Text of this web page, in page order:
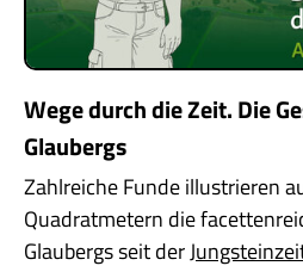
Wege durch die Zeit. Die
Glaubergs
Zahlreiche Funde illustrieren
Quadratmetern die
Glaubergs seit der